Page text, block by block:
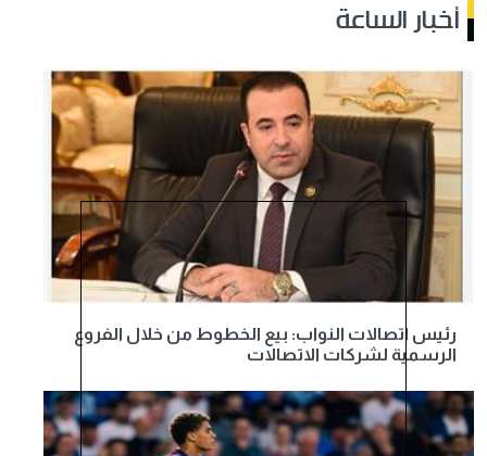
أخبار الساعة
رئيس اتصالات النواب: بيع الخطوط من خلال الفروع
الرسمية لشركات الاتصالات